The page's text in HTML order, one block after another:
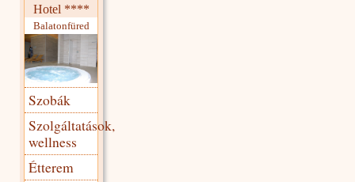
Hotel ****
Balatonfüred
Szobák
Szolgáltatások,
wellness
Étterem